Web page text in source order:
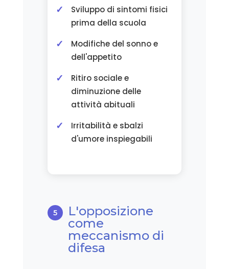
Sviluppo di sintomi fisici
prima della scuola
Modifiche del sonno e
dell'appetito
Ritiro sociale e
diminuzione delle
attività abituali
Irritabilità e sbalzi
d'umore inspiegabili
L'opposizione
come
meccanismo di
difesa